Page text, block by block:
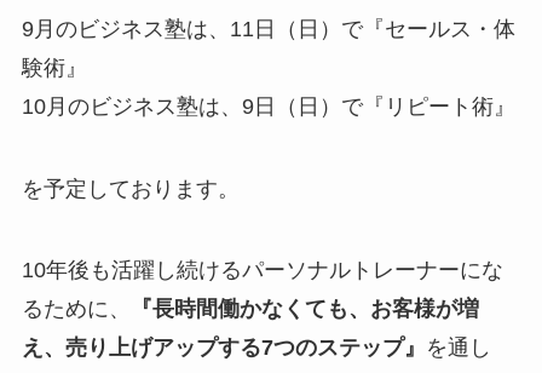
9月のビジネス塾は、11日（日）で『セールス・体
験術』
10月のビジネス塾は、9日（日）で『リピート術』
を予定しております。
10年後も活躍し続けるパーソナルトレーナーにな
るために、
『長時間働かなくても、お客様が増
え、売り上げアップする7つのステップ』 を通し